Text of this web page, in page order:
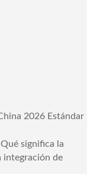
2026 Estándar
significa la
integración de